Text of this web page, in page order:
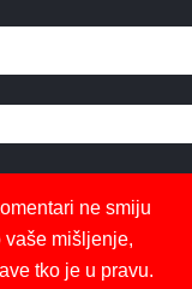
ne smiju
vaše mišljenje,
tko je u pravu.